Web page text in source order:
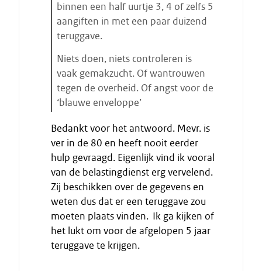
binnen een half uurtje 3, 4 of zelfs 5
aangiften in met een paar duizend
teruggave.
Niets doen, niets controleren is
vaak gemakzucht. Of wantrouwen
tegen de overheid. Of angst voor de
‘blauwe enveloppe’
i
n
d
e
c
i
t
a
a
Bedankt voor het antwoord. Mevr. is
ver in de 80 en heeft nooit eerder
hulp gevraagd. Eigenlijk vind ik vooral
van de belastingdienst erg vervelend.
Zij beschikken over de gegevens en
weten dus dat er een teruggave zou
moeten plaats vinden. Ik ga kijken of
het lukt om voor de afgelopen 5 jaar
teruggave te krijgen.